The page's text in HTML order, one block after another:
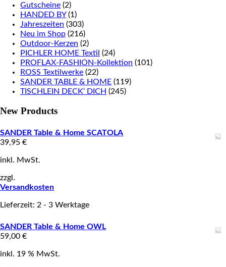
Gutscheine (2)
HANDED BY (1)
Jahreszeiten (303)
Neu im Shop (216)
Outdoor-Kerzen (2)
PICHLER HOME Textil (24)
PROFLAX-FASHION-Kollektion (101)
ROSS Textilwerke (22)
SANDER TABLE & HOME (119)
TISCHLEIN DECK‘ DICH (245)
New Products
SANDER Table & Home SCATOLA
39,95 €
inkl. MwSt.
zzgl.
Versandkosten
Lieferzeit: 2 - 3 Werktage
SANDER Table & Home OWL
59,00 €
inkl. 19 % MwSt.